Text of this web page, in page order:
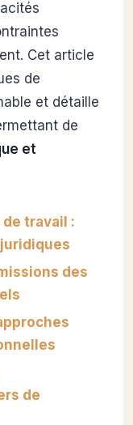
Cet article
de
et détaille
de
et
de travail :
des
de